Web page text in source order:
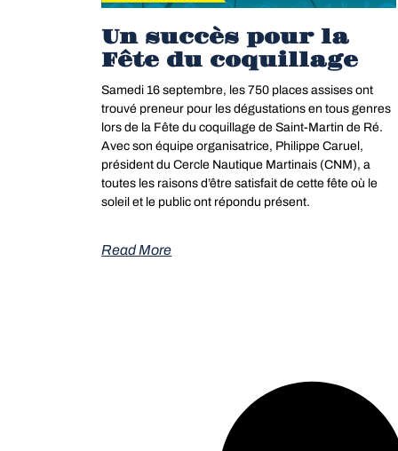
Un succès pour la
Fête du coquillage
Samedi 16 septembre, les 750 places assises ont
trouvé preneur pour les dégustations en tous genres
lors de la Fête du coquillage de Saint-Martin de Ré.
Avec son équipe organisatrice, Philippe Caruel,
président du Cercle Nautique Martinais (CNM), a
toutes les raisons d’être satisfait de cette fête où le
soleil et le public ont répondu présent.
Read More